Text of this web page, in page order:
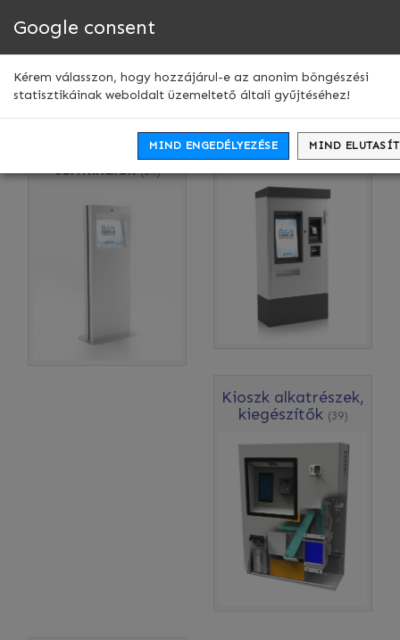
Webshop
Kioszkok,
információs
terminálok(14)
Fizető- és
jegyautomaták (11)
Kioszk alkatrészek,
kiegészítők (39)
Google consent
Kérem válasszon, hogy hozzájárul-e az anonim böngészési
statisztikáinak weboldalt üzemeltető általi gyűjtéséhez!
MIND ENGEDÉLYEZÉSE MIND